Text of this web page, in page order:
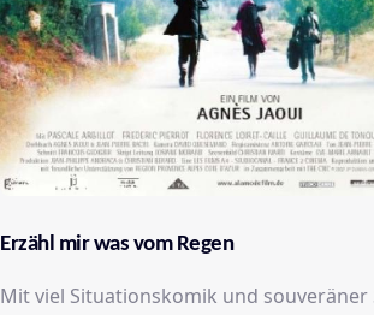
Erzähl mir was vom Regen
Mit viel Situationskomik und souveräner